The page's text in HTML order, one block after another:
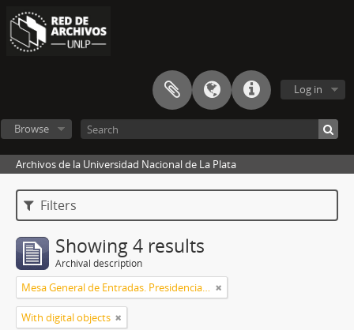
Log in
Browse
Archivos de la Universidad Nacional de La Plata
Filters
Showing 4 results
Archival description
Mesa General de Entradas. Presidencia UNLP
With digital objects